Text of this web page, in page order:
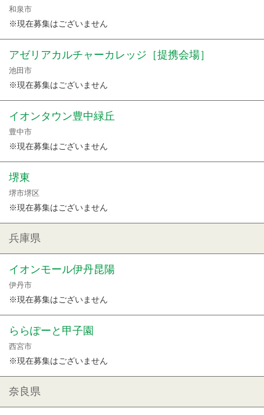
和泉市
※現在募集はございません
池田市
アゼリアカルチャーカレッジ［提携会場］
※現在募集はございません
豊中市
イオンタウン豊中緑丘
※現在募集はございません
堺市堺区
堺東
※現在募集はございません
兵庫県
伊丹市
イオンモール伊丹昆陽
※現在募集はございません
西宮市
ららぽーと甲子園
※現在募集はございません
奈良県